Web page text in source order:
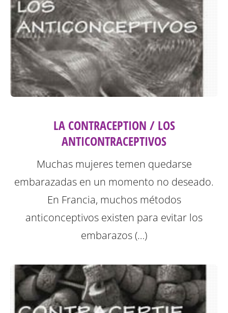
LA CONTRACEPTION / LOS
ANTICONTRACEPTIVOS
Muchas mujeres temen quedarse
embarazadas en un momento no deseado.
En Francia, muchos métodos
anticonceptivos existen para evitar los
embarazos (…)